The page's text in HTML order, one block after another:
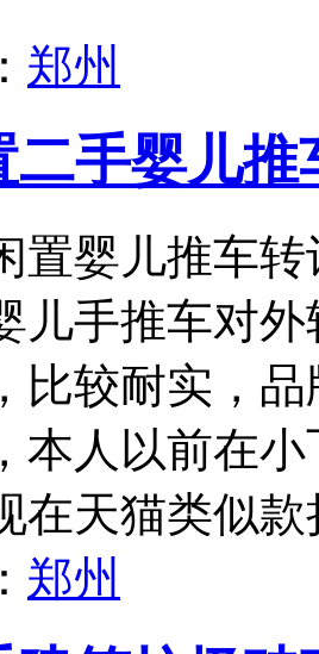
郑州
二手婴儿推
置婴儿推车
儿手推车对
比较耐实，品
本人以前在
在天猫类似
郑州